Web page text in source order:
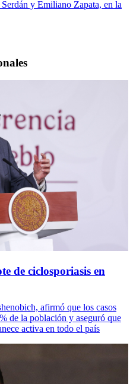
y Emiliano Zapata, en la
de ciclosporiasis en
afirmó que los casos
de la población y aseguró que
activa en todo el país